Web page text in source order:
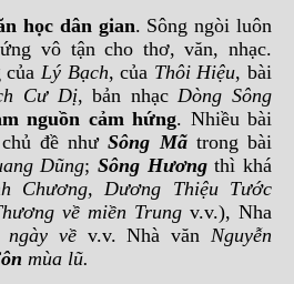
học dân gian. Sông ngòi luôn
vô tận cho thơ, văn, nhạc.
Lý Bạch, của Thôi Hiệu, bài
Cư Dị, bản nhạcDòng Sông
nguồn cảm hứng. Nhiều bài
đề nhưSông Mã trong bài
Dũng;Sông Hươngthì khá
Chương, Dương Thiệu Tước
về miền Trung v.v.), Nha
ngày về v.v. Nhà vănNguyễn
mùa lũ.